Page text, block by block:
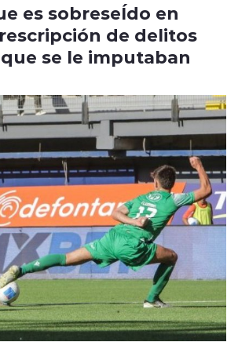
es sobreseÍdo en
de delitos
se le imputaban